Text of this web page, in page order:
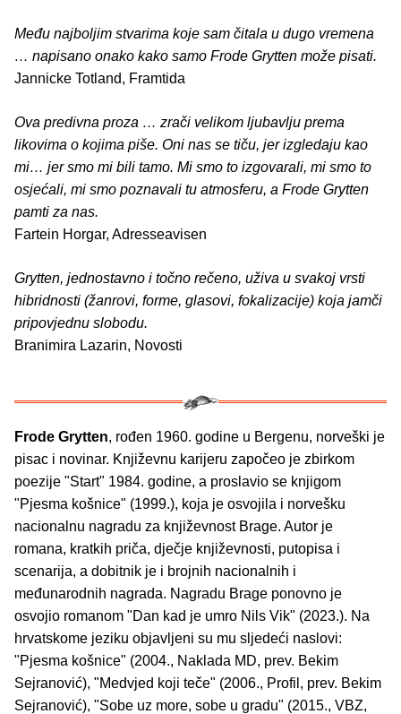
Među najboljim stvarima koje sam čitala u dugo vremena
… napisano onako kako samo Frode Grytten može pisati.
Jannicke Totland, Framtida
Ova predivna proza … zrači velikom ljubavlju prema
likovima o kojima piše. Oni nas se tiču, jer izgledaju kao
mi… jer smo mi bili tamo. Mi smo to izgovarali, mi smo to
osjećali, mi smo poznavali tu atmosferu, a Frode Grytten
pamti za nas.
Fartein Horgar, Adresseavisen
Grytten, jednostavno i točno rečeno, uživa u svakoj vrsti
hibridnosti (žanrovi, forme, glasovi, fokalizacije) koja jamči
pripovjednu slobodu.
Branimira Lazarin, Novosti
Frode Grytten, rođen 1960. godine u Bergenu, norveški je
pisac i novinar. Književnu karijeru započeo je zbirkom
poezije "Start" 1984. godine, a proslavio se knjigom
"Pjesma košnice" (1999.), koja je osvojila i norvešku
nacionalnu nagradu za književnost Brage. Autor je
romana, kratkih priča, dječje književnosti, putopisa i
scenarija, a dobitnik je i brojnih nacionalnih i
međunarodnih nagrada. Nagradu Brage ponovno je
osvojio romanom "Dan kad je umro Nils Vik" (2023.). Na
hrvatskome jeziku objavljeni su mu sljedeći naslovi:
"Pjesma košnice" (2004., Naklada MD, prev. Bekim
Sejranović), "Medvjed koji teče" (2006., Profil, prev. Bekim
Sejranović), "Sobe uz more, sobe u gradu" (2015., VBZ,